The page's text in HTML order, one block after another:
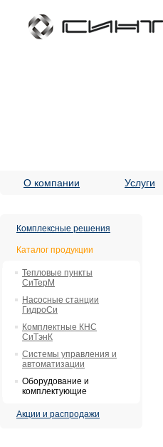
О компании Услуги
Комплексные решения
Каталог продукции
Тепловые пункты
СиТерМ
Насосные станции
ГидроСи
Комплектные КНС
СиТэнК
Системы управления и
автоматизации
Оборудование и
комплектующие
Акции и распродажи